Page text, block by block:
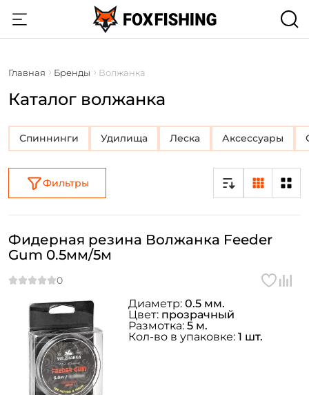
Главная Бренды Волжанка
Каталог волжанка
Спиннинги Удилища Леска Аксессуары
Фильтры
Фидерная резина Волжанка Feeder
Gum 0.5мм/5м
Диаметр: 0.5 мм.
Цвет: прозрачный
Размотка: 5 м.
Кол-во в упаковке: 1 шт.